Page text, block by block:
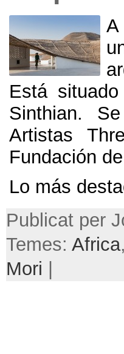
A
Está
Sinthian.
Artistas
Fundación
Lo más
Publicat per
Temes: Africa,
Mori